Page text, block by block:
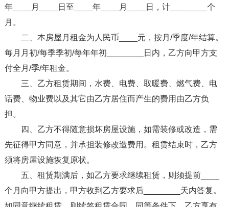
年____月____日至____年____月____日，计________个
月。
二、本房屋月租金为人民币____元，按月/季度/年结算。
每月月初/每季季初/每年年初________日内，乙方向甲方支
付全月/季/年租金。
三、乙方租赁期间，水费、电费、取暖费、燃气费、电
话费、物业费以及其它由乙方居住而产生的费用由乙方负
担。
四、乙方不得随意损坏房屋设施，如需装修或改造，需
先征得甲方同意，并承担装修改造费用。租赁结束时，乙方
须将房屋设施恢复原状。
五、租赁期满后，如乙方要求继续租赁，则须提前____
个月向甲方提出，甲方收到乙方要求后________天内答复。